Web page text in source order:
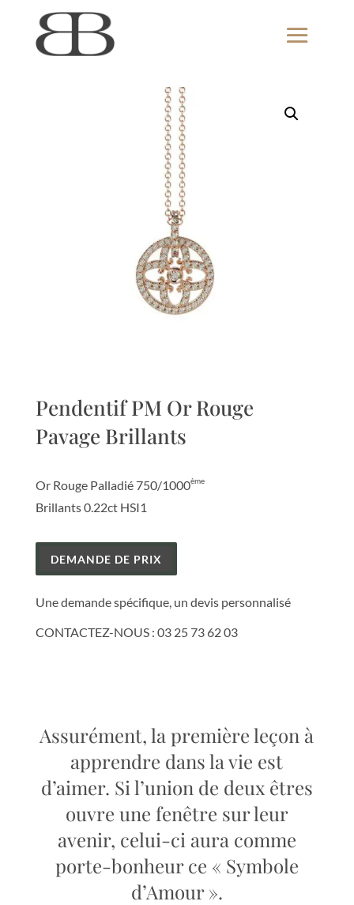
Pendentif PM Or Rouge
Pavage Brillants
Or Rouge Palladié 750/1000ème
Brillants 0.22ct HSI1
DEMANDE DE PRIX
Une demande spécifique, un devis personnalisé
CONTACTEZ-NOUS : 03 25 73 62 03
Assurément, la première leçon à
apprendre dans la vie est
d’aimer. Si l’union de deux êtres
ouvre une fenêtre sur leur
avenir, celui-ci aura comme
porte-bonheur ce « Symbole
d’Amour ».